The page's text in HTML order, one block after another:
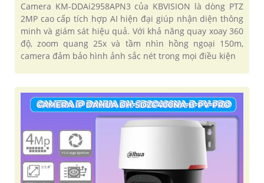
Camera KM-DDAi2958APN3 của KBVISION là dòng PTZ
2MP cao cấp tích hợp AI hiện đại giúp nhận diện thông
minh và giám sát hiệu quả. Với khả năng quay xoay 360
độ, zoom quang 25x và tầm nhìn hồng ngoại 150m,
camera đảm bảo hình ảnh sắc nét trong mọi điều kiện